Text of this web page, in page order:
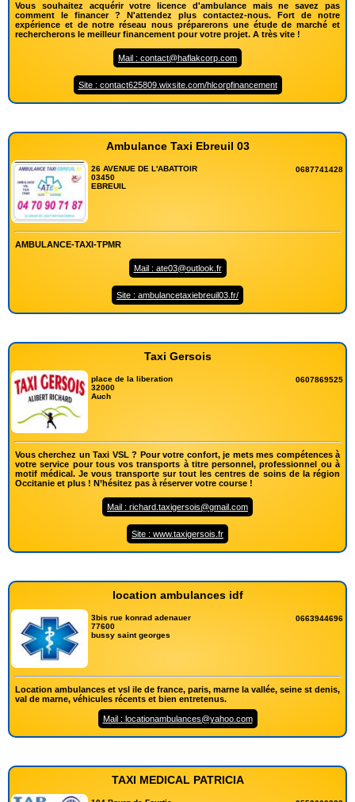
Vous souhaitez acquérir votre licence d'ambulance mais ne savez pas
comment le financer ? N'attendez plus contactez-nous. Fort de notre
expérience et de notre réseau nous préparerons une étude de marché et
rechercherons le meilleur financement pour votre projet. A très vite !
Mail : contact@haflakcorp.com
Site : contact625809.wixsite.com/hlcorpfinancement
Ambulance Taxi Ebreuil 03
26 AVENUE DE L'ABATTOIR
03450
EBREUIL
0687741428
AMBULANCE-TAXI-TPMR
Mail : ate03@outlook.fr
Site : ambulancetaxiebreuil03.fr/
Taxi Gersois
place de la liberation
32000
Auch
0607869525
Vous cherchez un Taxi VSL ? Pour votre confort, je mets mes compétences à
votre service pour tous vos transports à titre personnel, professionnel ou à
motif médical. Je vous transporte sur tout les centres de soins de la région
Occitanie et plus ! N’hésitez pas à réserver votre course !
Mail : richard.taxigersois@gmail.com
Site : www.taxigersois.fr
location ambulances idf
3bis rue konrad adenauer
77600
bussy saint georges
0663944696
Location ambulances et vsl ile de france, paris, marne la vallée, seine st denis,
val de marne, véhicules récents et bien entretenus.
Mail : locationambulances@yahoo.com
TAXI MEDICAL PATRICIA